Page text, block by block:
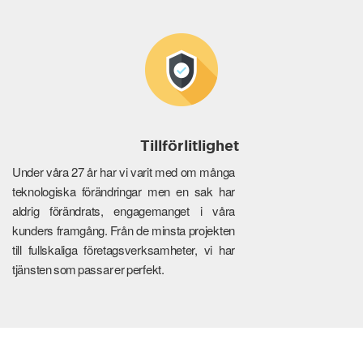
Tillförlitlighet
Under våra 27 år har vi varit med om många
teknologiska förändringar men en sak har
aldrig förändrats, engagemanget i våra
kunders framgång. Från de minsta projekten
till fullskaliga företagsverksamheter, vi har
tjänsten som passar er perfekt.